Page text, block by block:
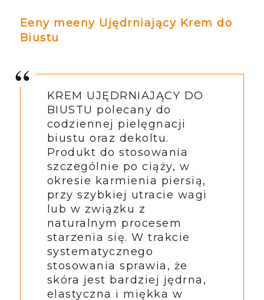
Eeny meeny Ujędrniający Krem do
Biustu
KREM UJĘDRNIAJĄCY DO
BIUSTU polecany do
codziennej pielęgnacji
biustu oraz dekoltu.
Produkt do stosowania
szczególnie po ciąży, w
okresie karmienia piersią,
przy szybkiej utracie wagi
lub w związku z
naturalnym procesem
starzenia się. W trakcie
systematycznego
stosowania sprawia, że
skóra jest bardziej jędrna,
elastyczna i miękka w